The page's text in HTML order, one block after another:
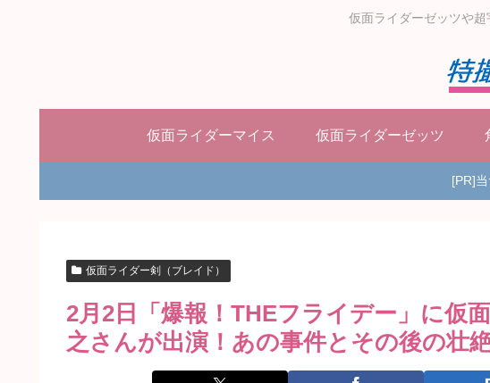
仮面ライダーゼッツや
仮面ライダーマイス 仮面ライダーゼッツ
[PR]
仮面ライダー剣（ブレイド）
2月2日「爆報！THEフライデー」に仮
之さんが出演！あの事件とその後の壮